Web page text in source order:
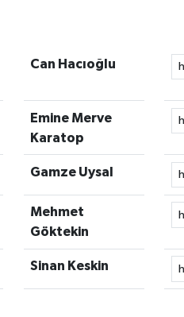
Can Hacıoğlu
Emine Merve
Karatop
Gamze Uysal
Mehmet
Göktekin
Sinan Keskin